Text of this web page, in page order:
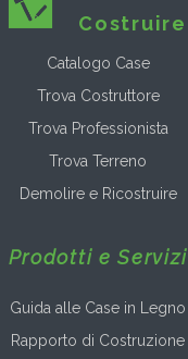
Costruire
Catalogo Case
Trova Costruttore
Trova Professionista
Trova Terreno
Demolire e Ricostruire
Prodotti e Servizi
Guida alle Case in Legno
Rapporto di Costruzione